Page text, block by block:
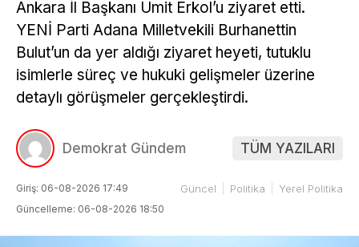
Ankara İl Başkanı Ümit Erkol’u ziyaret etti.
YENİ Parti Adana Milletvekili Burhanettin
Bulut’un da yer aldığı ziyaret heyeti, tutuklu
isimlerle süreç ve hukuki gelişmeler üzerine
detaylı görüşmeler gerçekleştirdi.
Demokrat Gündem TÜM YAZILARI
Giriş: 06-08-2026 17:49
Güncelleme: 06-08-2026 18:50
Güncel Politika Yerel Politika